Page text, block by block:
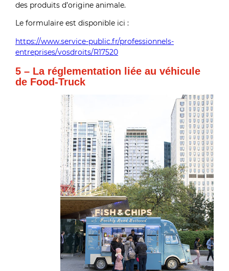
des produits d’origine animale.
Le formulaire est disponible ici :
https://www.service-public.fr/professionnels-
entreprises/vosdroits/R17520
5 – La réglementation liée au véhicule
de Food-Truck